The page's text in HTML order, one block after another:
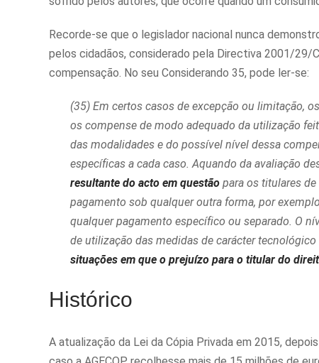
Recorde-se que o legislador nacional nunca
pelos cidadãos, considerado pela Directiva 2001/29/
compensação. No seu Considerando 35, pode ler-se:
(35) Em certos casos de excepção ou limitação,
os compense de modo adequado da utilização
das modalidades e do possível nível dessa
específicas a cada caso. Aquando da avaliação
resultante do acto em questão para os titulares
pagamento sob qualquer outra forma, por
qualquer pagamento específico ou separado. O
de utilização das medidas de carácter
situações em que o prejuízo para o titular do
Histórico
A atualização da Lei da Cópia Privada em 2015,